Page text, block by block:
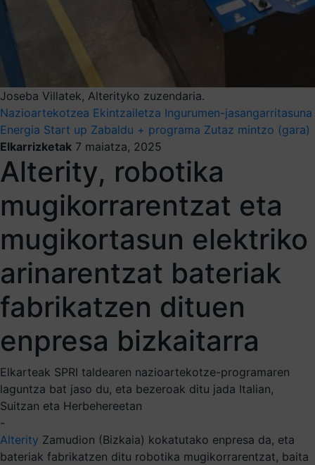
Joseba Villatek, Alterityko zuzendaria.
Nazioartekotzea Ekintzailetza Ingurumen-jasangarritasuna
Energia Start up Zabaldu + programa Zutaz mintzo (gara)
Elkarrizketak 7 maiatza, 2025
Alterity, robotika
mugikorrarentzat eta
mugikortasun elektriko
arinarentzat bateriak
fabrikatzen dituen
enpresa bizkaitarra
Elkarteak SPRI taldearen nazioartekotze-programaren
laguntza bat jaso du, eta bezeroak ditu jada Italian,
Suitzan eta Herbehereetan
-
Alterity Zamudion (Bizkaia) kokatutako enpresa da, eta
bateriak fabrikatzen ditu robotika mugikorrarentzat, baita